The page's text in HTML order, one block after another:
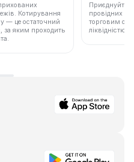
Котирування
— це остаточний
за яким проходить
Приєднуйтеся
провідних
торговим
ліквідністю.